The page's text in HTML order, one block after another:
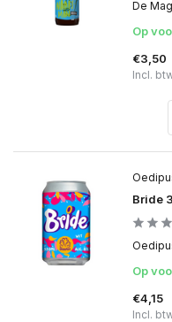
De
Op
€3,50
Incl.
Bride
Op
€4,15
Incl.